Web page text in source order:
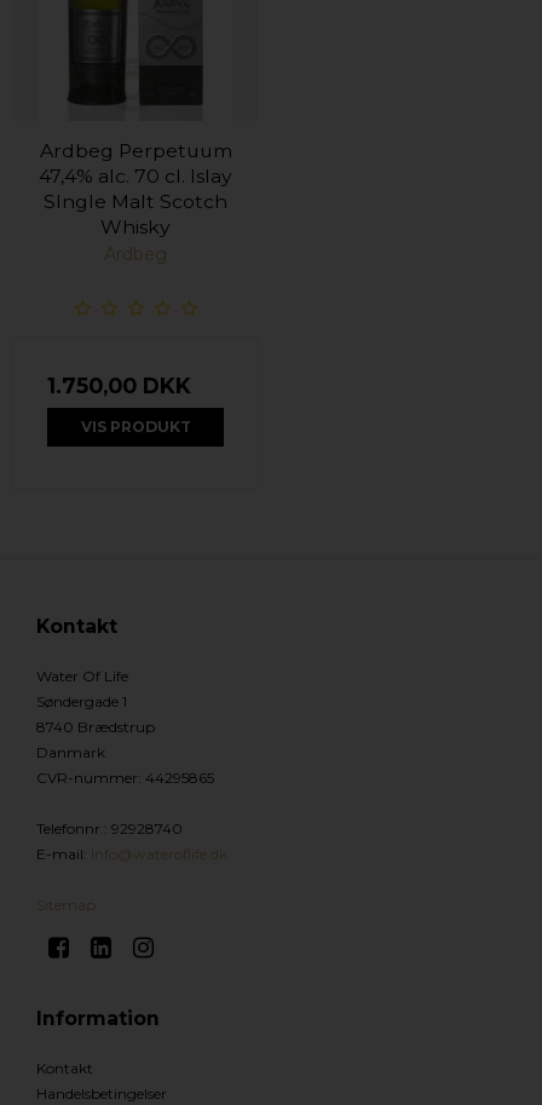
Ardbeg Perpetuum
47,4% alc. 70 cl. Islay
SIngle Malt Scotch
Whisky
Ardbeg
1.750,00 DKK
VIS PRODUKT
Kontakt
Water Of Life
Søndergade 1
8740 Brædstrup
Danmark
CVR-nummer: 44295865
Telefonnr.: 92928740
E-mail: Info@wateroflife.dk
Sitemap
Information
Kontakt
Handelsbetingelser